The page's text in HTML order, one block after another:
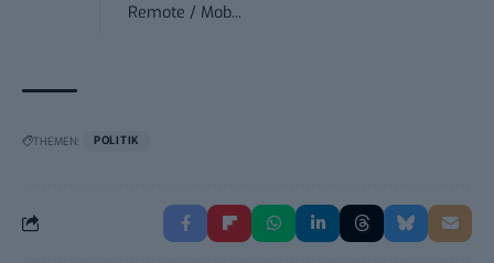
Remote / Mob...
THEMEN: POLITIK